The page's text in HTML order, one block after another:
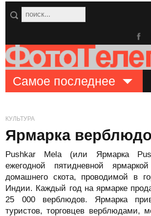
Самое последнее
КУЛЬТУРА
Ярмарка
Pushkar Mela (или Ярмарка
ежегодной пятидневной
домашнего скота, проводимой в
Индии. Каждый год на ярмарке
25 000 верблюдов. Ярмарка
туристов, торговцев верблюдами,